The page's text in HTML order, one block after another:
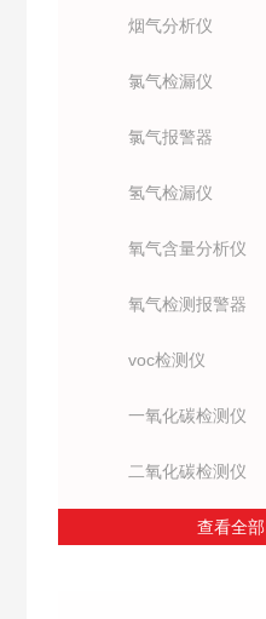
烟气分析仪
氯气检漏仪
氯气报警器
氢气检漏仪
氧气含量分析仪
氧气检测报警器
voc检测仪
一氧化碳检测仪
二氧化碳检测仪
查看全部